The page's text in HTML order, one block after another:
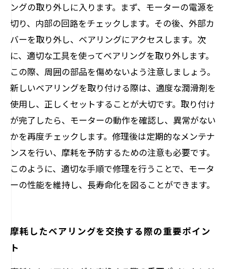
ングの取り外しに入ります。まず、モーターの電源を
切り、内部の回路をチェックします。その後、外部カ
バーを取り外し、ベアリングにアクセスします。次
に、適切な工具を使ってベアリングを取り外します。
この際、周囲の部品を傷めないよう注意しましょう。
新しいベアリングを取り付ける際は、適度な潤滑剤を
使用し、正しくセットすることが大切です。取り付け
が完了したら、モーターの動作を確認し、異常がない
かを再度チェックします。修理後は定期的なメンテナ
ンスを行い、摩耗を予防するための注意も必要です。
このように、適切な手順で修理を行うことで、モータ
ーの性能を維持し、長寿命化を図ることができます。
摩耗したベアリングを交換する際の重要ポイン
ト